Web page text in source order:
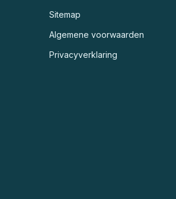
Sitemap
Algemene voorwaarden
Privacyverklaring